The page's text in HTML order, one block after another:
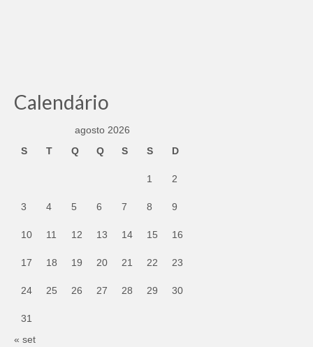
Calendário
agosto 2026
S
T Q Q S S D
1 2
3 4 5 6 7 8 9
10 11 12 13 14 15 16
17 18 19 20 21 22 23
24 25 26 27 28 29 30
31
« set